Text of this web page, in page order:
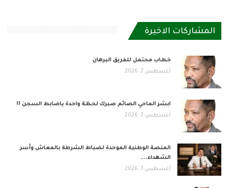
المشاركات الاخيرة
خطاب محتمل للفريق البرهان
أغسطس 7, 2026
ابشر الماحي الصائم صبرك لحظة واحدة ياضابط السجن !!
أغسطس 7, 2026
المنصة الوطنية الموحدة لضباط الشرطة بالمعاش وأسر
الشهداء..…
أغسطس 7, 2026